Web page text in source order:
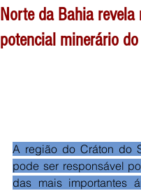
Norte da Bahia revela
potencial minerário
A região do Cráton do
pode ser responsável
das mais importantes